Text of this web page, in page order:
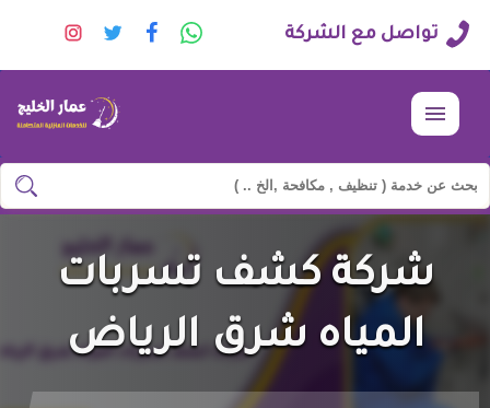
تواصل مع الشركة
راسلنا تابعنا تابعنا
القائمة
ابحث
في
السعادة
شركة كشف تسربات
المياه شرق الرياض